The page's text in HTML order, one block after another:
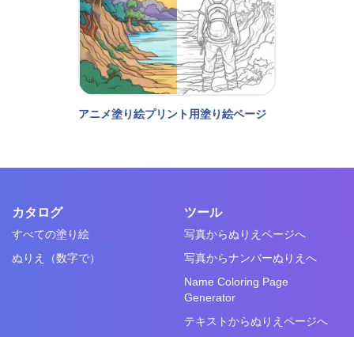
アニメ塗り絵プリント用塗り絵ページ
カタログ
すべての塗り絵
ぬりえ（数字で）
ツール
写真からぬりえページへ
写真からナンバーぬりえへ
Name Coloring Page
Generator
テキストからぬりえページへ